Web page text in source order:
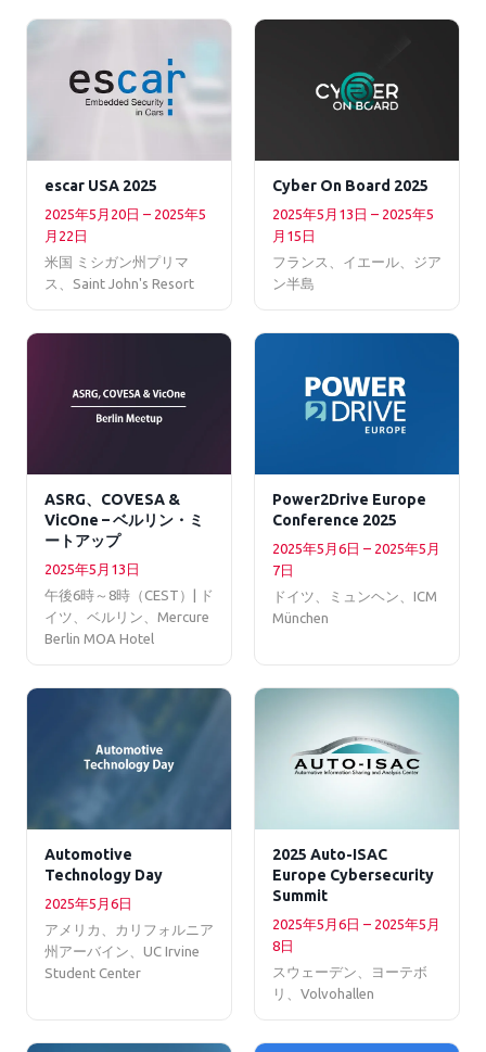
escar USA 2025
2025年5月20日 – 2025年5
月22日
米国 ミシガン州プリマ
ス、Saint John's Resort
Cyber On Board 2025
2025年5月13日 – 2025年5
月15日
フランス、イエール、ジア
ン半島
ASRG、COVESA &
VicOne – ベルリン・ミ
ートアップ
2025年5月13日
午後6時～8時（CEST）| ド
イツ、ベルリン、Mercure
Berlin MOA Hotel
Power2Drive Europe
Conference 2025
2025年5月6日 – 2025年5月
7日
ドイツ、ミュンヘン、ICM
München
Automotive
Technology Day
2025年5月6日
アメリカ、カリフォルニア
州アーバイン、UC Irvine
Student Center
2025 Auto-ISAC
Europe Cybersecurity
Summit
2025年5月6日 – 2025年5月
8日
スウェーデン、ヨーテボ
リ、Volvohallen